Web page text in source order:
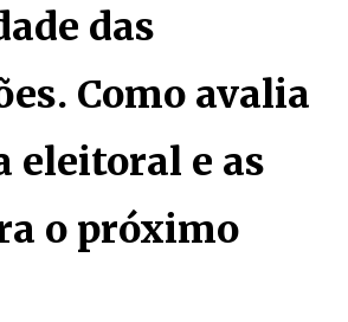
das
Como avalia
eleitoral e as
o próximo